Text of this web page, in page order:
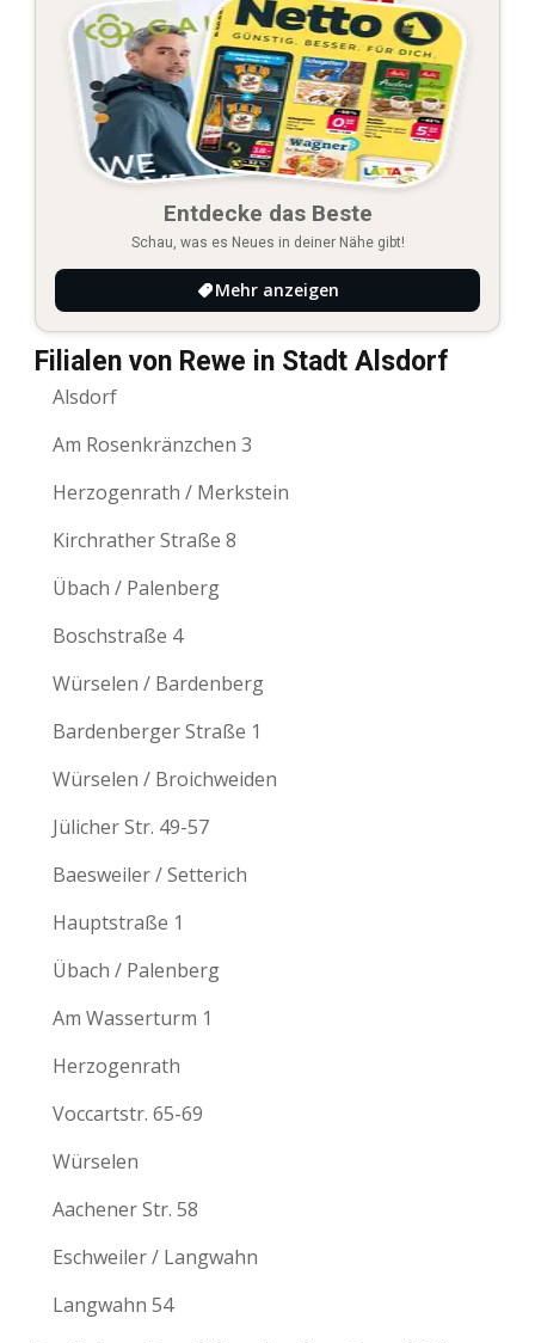
Entdecke das Beste
Schau, was es Neues in deiner Nähe gibt!
Mehr anzeigen
Filialen von Rewe in Stadt Alsdorf
Alsdorf
Am Rosenkränzchen 3
Herzogenrath / Merkstein
Kirchrather Straße 8
Übach / Palenberg
Boschstraße 4
Würselen / Bardenberg
Bardenberger Straße 1
Würselen / Broichweiden
Jülicher Str. 49-57
Baesweiler / Setterich
Hauptstraße 1
Übach / Palenberg
Am Wasserturm 1
Herzogenrath
Voccartstr. 65-69
Würselen
Aachener Str. 58
Eschweiler / Langwahn
Langwahn 54